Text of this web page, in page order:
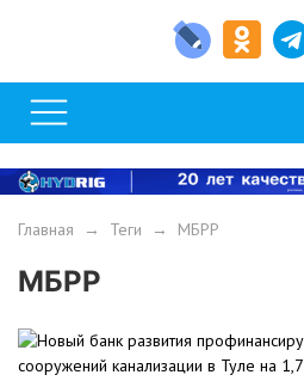
Главная → Теги → МБРР
МБРР